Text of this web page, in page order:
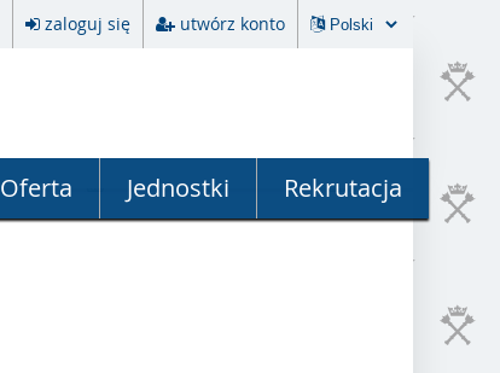
zaloguj się utwórz konto
Oferta Jednostki Rekrutacja